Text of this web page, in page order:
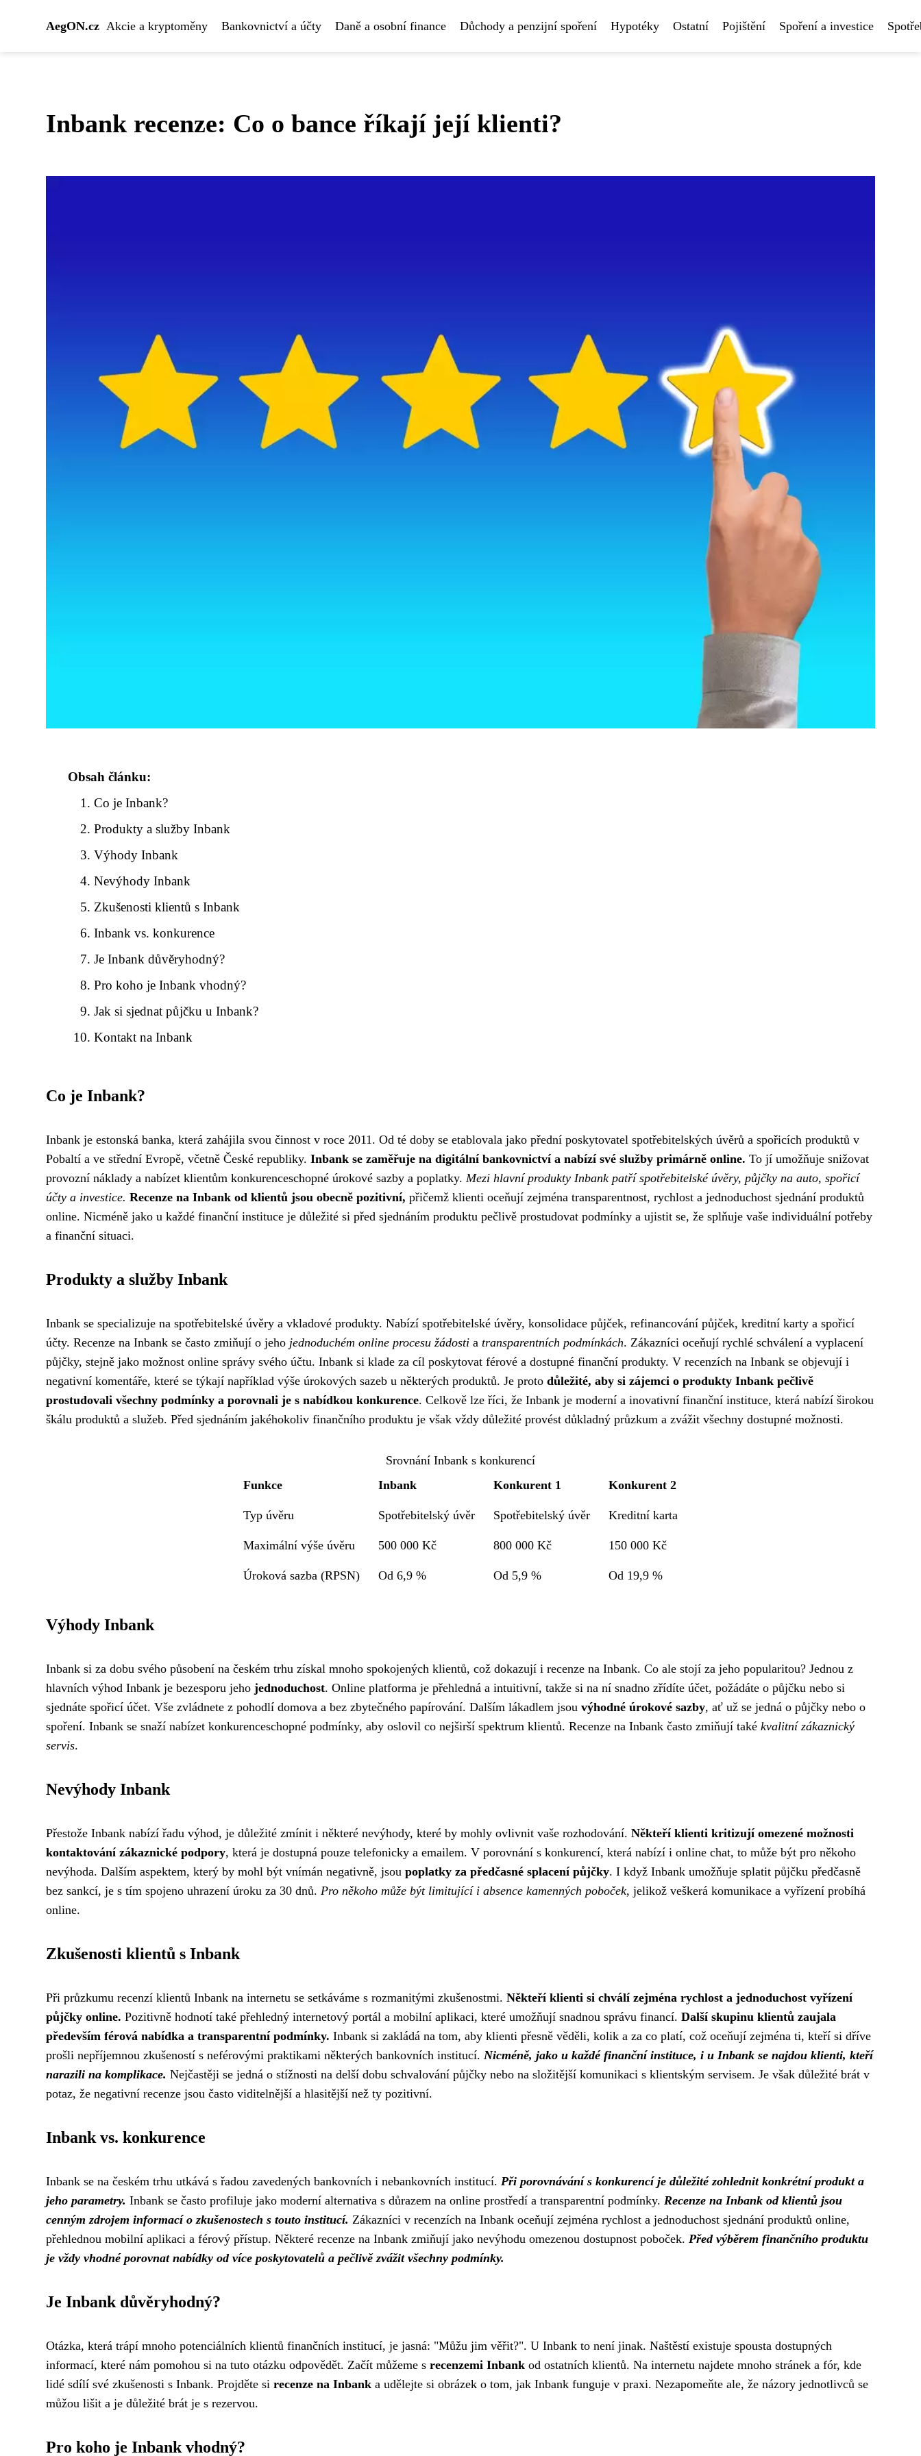
AegON.cz Akcie a kryptoměny Bankovnictví a účty Daně a osobní finance Důchody a penzijní spoření Hypotéky Ostatní Pojištění Spoření a investice
Inbank recenze: Co o bance říkají její klienti?
Obsah článku:
Co je Inbank?
Produkty a služby Inbank
Výhody Inbank
Nevýhody Inbank
Zkušenosti klientů s Inbank
Inbank vs. konkurence
Je Inbank důvěryhodný?
Pro koho je Inbank vhodný?
Jak si sjednat půjčku u Inbank?
Kontakt na Inbank
Co je Inbank?
Inbank je estonská banka, která zahájila svou činnost v roce 2011. Od té doby se etablovala jako přední poskytovatel spotřebitelských úvěrů a spořicích produktů v
Pobaltí a ve střední Evropě, včetně České republiky. Inbank se zaměřuje na digitální bankovnictví a nabízí své služby primárně online. To jí umožňuje snižovat
provozní náklady a nabízet klientům konkurenceschopné úrokové sazby a poplatky. Mezi hlavní produkty Inbank patří spotřebitelské úvěry, půjčky na auto, spořicí
účty a investice. Recenze na Inbank od klientů jsou obecně pozitivní, přičemž klienti oceňují zejména transparentnost, rychlost a jednoduchost sjednání produktů
online. Nicméně jako u každé finanční instituce je důležité si před sjednáním produktu pečlivě prostudovat podmínky a ujistit se, že splňuje vaše individuální potřeby
a finanční situaci.
Produkty a služby Inbank
Inbank se specializuje na spotřebitelské úvěry a vkladové produkty. Nabízí spotřebitelské úvěry, konsolidace půjček, refinancování půjček, kreditní karty a spořicí
účty. Recenze na Inbank se často zmiňují o jeho jednoduchém online procesu žádosti a transparentních podmínkách. Zákazníci oceňují rychlé schválení a vyplacení
půjčky, stejně jako možnost online správy svého účtu. Inbank si klade za cíl poskytovat férové a dostupné finanční produkty. V recenzích na Inbank se objevují i ​​
negativní komentáře, které se týkají například výše úrokových sazeb u některých produktů. Je proto důležité, aby si zájemci o produkty Inbank pečlivě
prostudovali všechny podmínky a porovnali je s nabídkou konkurence. Celkově lze říci, že Inbank je moderní a inovativní finanční instituce, která nabízí širokou
škálu produktů a služeb. Před sjednáním jakéhokoliv finančního produktu je však vždy důležité provést důkladný průzkum a zvážit všechny dostupné možnosti.
Srovnání Inbank s konkurencí
Funkce
Inbank Konkurent 1 Konkurent 2
Typ úvěru Spotřebitelský úvěr Spotřebitelský úvěr Kreditní karta
Maximální výše úvěru 500 000 Kč 800 000 Kč 150 000 Kč
Úroková sazba (RPSN) Od 6,9 % Od 5,9 % Od 19,9 %
Výhody Inbank
Inbank si za dobu svého působení na českém trhu získal mnoho spokojených klientů, což dokazují i recenze na Inbank. Co ale stojí za jeho popularitou? Jednou z
hlavních výhod Inbank je bezesporu jeho jednoduchost. Online platforma je přehledná a intuitivní, takže si na ní snadno zřídíte účet, požádáte o půjčku nebo si
sjednáte spořicí účet. Vše zvládnete z pohodlí domova a bez zbytečného papírování. Dalším lákadlem jsou výhodné úrokové sazby, ať už se jedná o půjčky nebo o
spoření. Inbank se snaží nabízet konkurenceschopné podmínky, aby oslovil co nejširší spektrum klientů. Recenze na Inbank často zmiňují také kvalitní zákaznický
servis.
Nevýhody Inbank
Přestože Inbank nabízí řadu výhod, je důležité zmínit i některé nevýhody, které by mohly ovlivnit vaše rozhodování. Někteří klienti kritizují omezené možnosti
kontaktování zákaznické podpory, která je dostupná pouze telefonicky a emailem. V porovnání s konkurencí, která nabízí i online chat, to může být pro někoho
nevýhoda. Dalším aspektem, který by mohl být vnímán negativně, jsou poplatky za předčasné splacení půjčky. I když Inbank umožňuje splatit půjčku předčasně
bez sankcí, je s tím spojeno uhrazení úroku za 30 dnů. Pro někoho může být limitující i absence kamenných poboček, jelikož veškerá komunikace a vyřízení probíhá
online.
Zkušenosti klientů s Inbank
Při průzkumu recenzí klientů Inbank na internetu se setkáváme s rozmanitými zkušenostmi. Někteří klienti si chválí zejména rychlost a jednoduchost vyřízení
půjčky online. Pozitivně hodnotí také přehledný internetový portál a mobilní aplikaci, které umožňují snadnou správu financí. Další skupinu klientů zaujala
především férová nabídka a transparentní podmínky. Inbank si zakládá na tom, aby klienti přesně věděli, kolik a za co platí, což oceňují zejména ti, kteří si dříve
prošli nepříjemnou zkušeností s neférovými praktikami některých bankovních institucí. Nicméně, jako u každé finanční instituce, i u Inbank se najdou klienti, kteří
narazili na komplikace. Nejčastěji se jedná o stížnosti na delší dobu schvalování půjčky nebo na složitější komunikaci s klientským servisem. Je však důležité brát v
potaz, že negativní recenze jsou často viditelnější a hlasitější než ty pozitivní.
Inbank vs. konkurence
Inbank se na českém trhu utkává s řadou zavedených bankovních i nebankovních institucí. Při porovnávání s konkurencí je důležité zohlednit konkrétní produkt a
jeho parametry. Inbank se často profiluje jako moderní alternativa s důrazem na online prostředí a transparentní podmínky. Recenze na Inbank od klientů jsou
cenným zdrojem informací o zkušenostech s touto institucí. Zákazníci v recenzích na Inbank oceňují zejména rychlost a jednoduchost sjednání produktů online,
přehlednou mobilní aplikaci a férový přístup. Některé recenze na Inbank zmiňují jako nevýhodu omezenou dostupnost poboček. Před výběrem finančního produktu
je vždy vhodné porovnat nabídky od více poskytovatelů a pečlivě zvážit všechny podmínky.
Je Inbank důvěryhodný?
Otázka, která trápí mnoho potenciálních klientů finančních institucí, je jasná: "Můžu jim věřit?". U Inbank to není jinak. Naštěstí existuje spousta dostupných
informací, které nám pomohou si na tuto otázku odpovědět. Začít můžeme s recenzemi Inbank od ostatních klientů. Na internetu najdete mnoho stránek a fór, kde
lidé sdílí své zkušenosti s Inbank. Projděte si recenze na Inbank a udělejte si obrázek o tom, jak Inbank funguje v praxi. Nezapomeňte ale, že názory jednotlivců se
můžou lišit a je důležité brát je s rezervou.
Pro koho je Inbank vhodný?